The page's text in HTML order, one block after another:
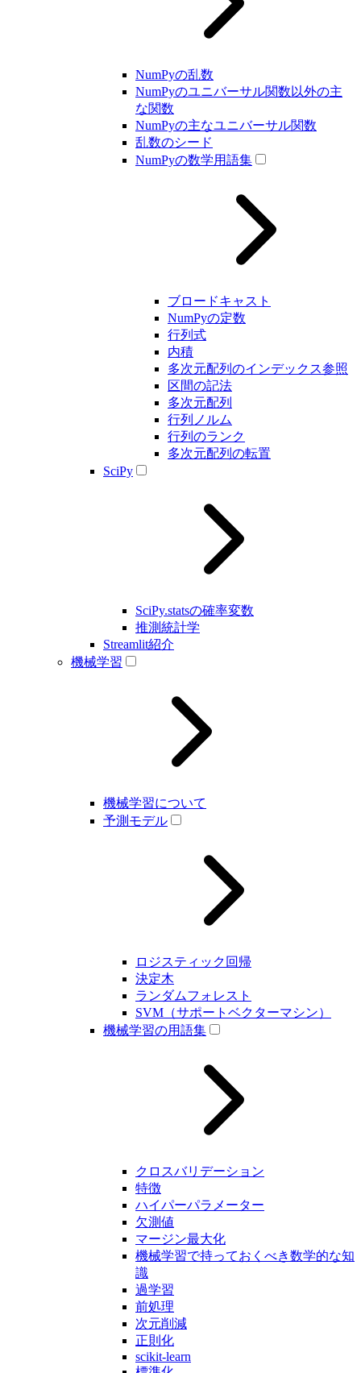
NumPyの乱数
NumPyのユニバーサル関数以外の主
な関数
NumPyの主なユニバーサル関数
乱数のシード
NumPyの数学用語集
ブロードキャスト
NumPyの定数
行列式
内積
多次元配列のインデックス参照
区間の記法
多次元配列
行列ノルム
行列のランク
多次元配列の転置
SciPy
SciPy.statsの確率変数
推測統計学
Streamlit紹介
機械学習
機械学習について
予測モデル
ロジスティック回帰
決定木
ランダムフォレスト
SVM（サポートベクターマシン）
機械学習の用語集
クロスバリデーション
特徴
ハイパーパラメーター
欠測値
マージン最大化
機械学習で持っておくべき数学的な知
識
過学習
前処理
次元削減
正則化
scikit-learn